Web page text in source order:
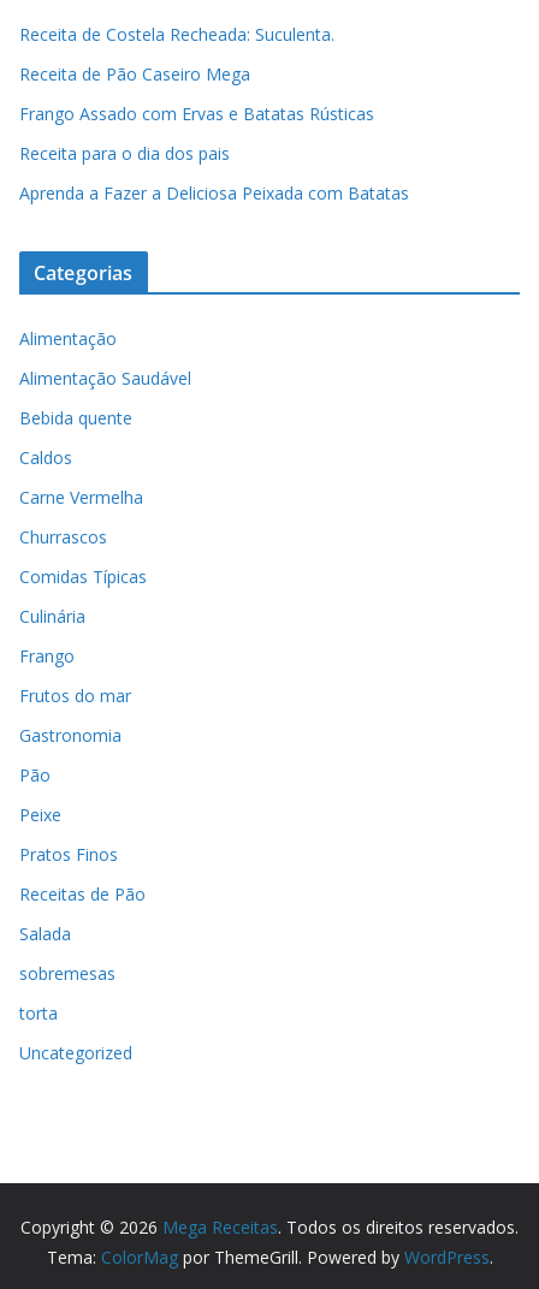
Receita de Costela Recheada: Suculenta.
Receita de Pão Caseiro Mega
Frango Assado com Ervas e Batatas Rústicas
Receita para o dia dos pais
Aprenda a Fazer a Deliciosa Peixada com Batatas
Categorias
Alimentação
Alimentação Saudável
Bebida quente
Caldos
Carne Vermelha
Churrascos
Comidas Típicas
Culinária
Frango
Frutos do mar
Gastronomia
Pão
Peixe
Pratos Finos
Receitas de Pão
Salada
sobremesas
torta
Uncategorized
Copyright © 2026 Mega Receitas. Todos os direitos reservados.
Tema: ColorMagpor ThemeGrill. Powered by WordPress.